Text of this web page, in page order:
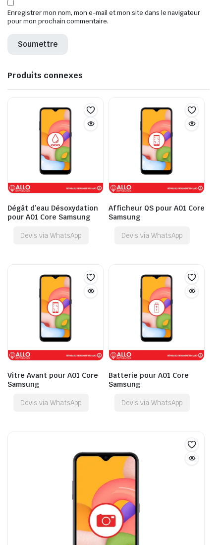
Enregistrer mon nom, mon e-mail et mon site dans le navigateur
pour mon prochain commentaire.
Produits connexes
Dégât d’eau Désoxydation
pour A01 Core Samsung
Devis via WhatsApp
Afficheur QS pour A01 Core
Samsung
Devis via WhatsApp
Vitre Avant pour A01 Core
Samsung
Devis via WhatsApp
Batterie pour A01 Core
Samsung
Devis via WhatsApp